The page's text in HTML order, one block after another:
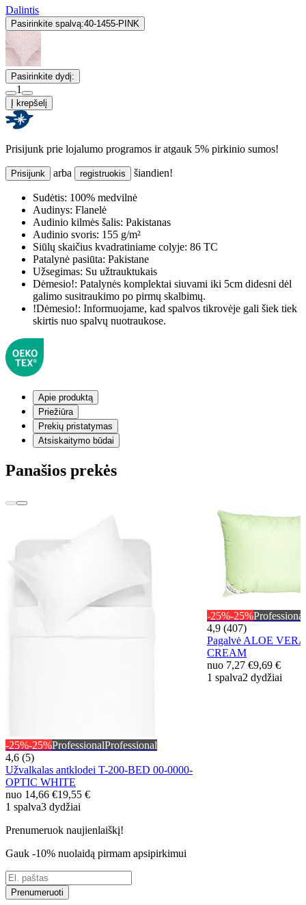
Dalintis
Pasirinkite spalvą:40-1455-PINK
Pasirinkite dydį:
1
Į krepšelį
Prisijunk prie lojalumo programos ir atgauk 5% pirkinio sumos!
Prisijunk arba registruokis šiandien!
Sudėtis: 100% medvilnė
Audinys: Flanelė
Audinio kilmės šalis: Pakistanas
Audinio svoris: 155 g/m²
Siūlų skaičius kvadratiniame colyje: 86 TC
Patalynė pasiūta: Pakistane
Užsegimas: Su užtrauktukais
Dėmesio!: Patalynės komplektai siuvami iki 5cm didesni dėl
galimo susitraukimo po pirmų skalbimų.
!Dėmesio!: Informuojame, kad spalvos tikrovėje gali šiek tiek
skirtis nuo spalvų nuotraukose.
Apie produktą
Priežiūra
Prekių pristatymas
Atsiskaitymo būdai
Panašios prekės
-25%-25%ProfessionalProfessional
4,6 (5)
Užvalkalas antklodei T-200-BED 00-0000-
OPTIC WHITE
nuo 14,66 €19,55 €
1 spalva3 dydžiai
-25%-25%Professional
4,9 (407)
Pagalvė ALOE
CREAM
nuo 7,27 €9,69 €
1 spalva2 dydžiai
Prenumeruok naujienlaiškį!
Gauk -10% nuolaidą pirmam apsipirkimui
Prenumeruoti